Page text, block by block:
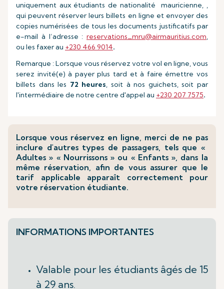
uniquement aux étudiants de nationalité mauricienne, ,
qui peuvent réserver leurs billets en ligne et envoyer des
copies numérisées de tous les documents justificatifs par
e-mail à l’adresse : reservations_mru@airmauritius.com,
ou les faxer au +230 466 9014.
Remarque : Lorsque vous réservez votre vol en ligne, vous
serez invité(e) à payer plus tard et à faire émettre vos
billets dans les 72 heures, soit à nos guichets, soit par
l'intermédiaire de notre centre d'appel au +230 207 7575.
Lorsque vous réservez en ligne, merci de ne pas
inclure d'autres types de passagers, tels que «
Adultes » « Nourrissons » ou « Enfants », dans la
même réservation, afin de vous assurer que le
tarif applicable apparaît correctement pour
votre réservation étudiante.
INFORMATIONS IMPORTANTES
Valable pour les étudiants âgés de 15
à 29 ans.